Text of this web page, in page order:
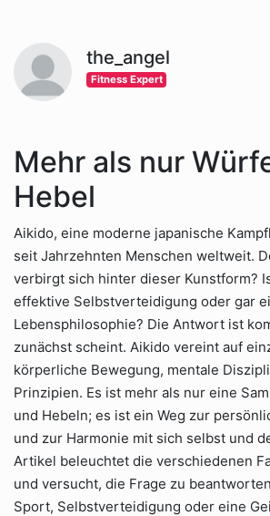
the_angel
Fitness Expert
Mehr als nur
Hebel
Aikido, eine moderne japanische
seit Jahrzehnten Menschen weltweit.
verbirgt sich hinter dieser Kunstform?
effektive Selbstverteidigung oder gar
Lebensphilosophie? Die Antwort ist
zunächst scheint. Aikido vereint auf
körperliche Bewegung, mentale
Prinzipien. Es ist mehr als nur eine
und Hebeln; es ist ein Weg zur
und zur Harmonie mit sich selbst und
Artikel beleuchtet die verschiedenen
und versucht, die Frage zu
Sport, Selbstverteidigung oder eine